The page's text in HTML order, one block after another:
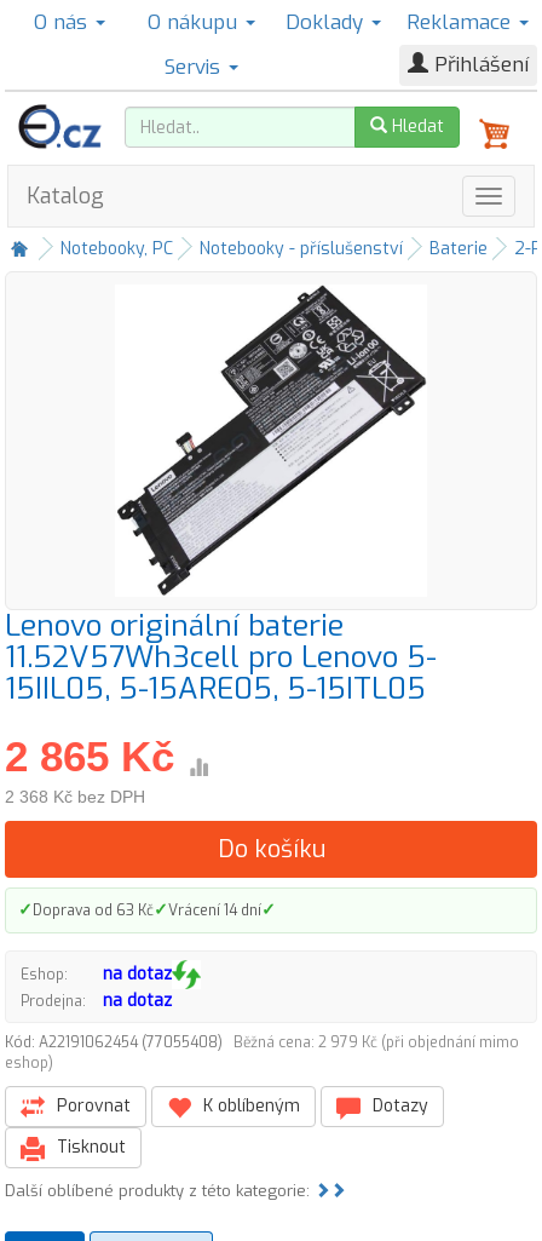
O nás O nákupu Doklady
Reklamace
Servis
Přihlášení
Hledat
Katalog
Notebooky, PC Notebooky - příslušenství Baterie 2-
Lenovo originální baterie
11.52V57Wh3cell pro Lenovo 5-
15IIL05, 5-15ARE05, 5-15ITL05
2 865 Kč
2 368 Kč bez DPH
Do košíku
✓Doprava od 63 Kč✓Vrácení 14 dní✓
Eshop: na dotaz
Prodejna: na dotaz
Kód: A22191062454 (77055408)
Běžná cena: 2 979 Kč (při objednání mimo
eshop)
Porovnat K oblíbeným
Dotazy
Tisknout
Další oblíbené produkty z této kategorie: